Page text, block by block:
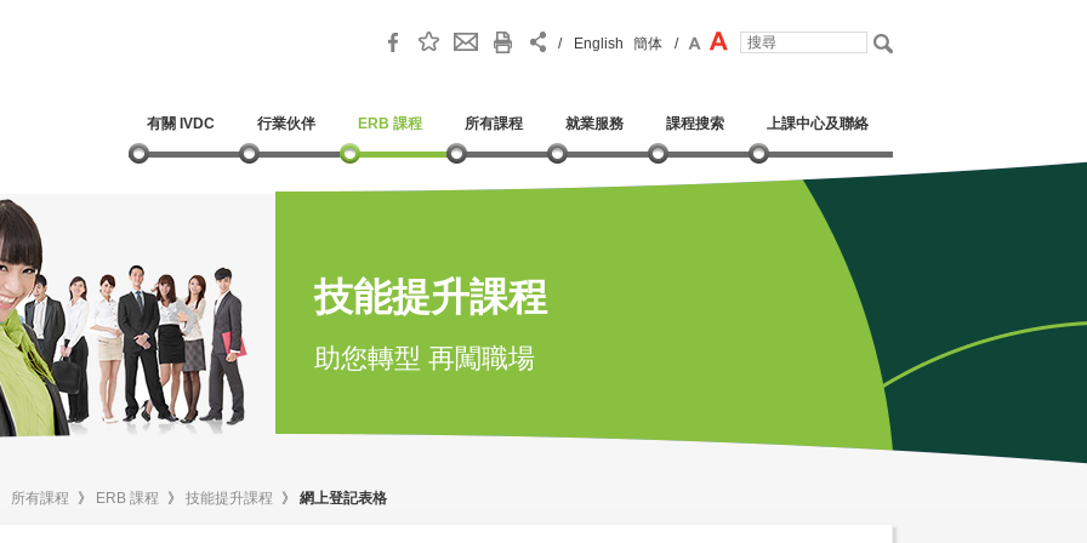
/ English 簡体 /
有關 IVDC 行業伙伴 ERB 課程 所有課程 就業服務 課程搜索 上課中心及聯絡
技能提升課程
助您轉型 再闖職場
所有課程 》 ERB 課程 》 技能提升課程 》 網上登記表格